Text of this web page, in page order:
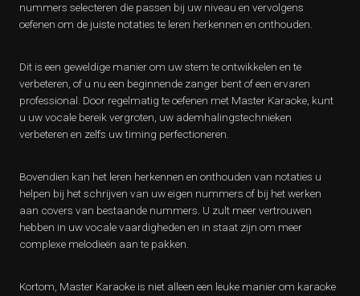
nummers selecteren die passen bij uw niveau en vervolgens
oefenen om de juiste notaties te leren herkennen en onthouden.
Dit is een geweldige manier om uw stem te ontwikkelen en te
verbeteren, of u nu een beginnende zanger bent of een ervaren
professional. Door regelmatig te oefenen met Master Karaoke, kunt
u uw vocale bereik vergroten, uw ademhalingstechnieken
verbeteren en zelfs uw timing perfectioneren.
Bovendien kan het leren herkennen en onthouden van notaties u
helpen bij het schrijven van uw eigen nummers of bij het werken
aan covers van bestaande nummers. U zult meer vertrouwen
hebben in uw vocale vaardigheden en in staat zijn om meer
complexe melodieën aan te pakken.
Kortom, Master Karaoke is niet alleen een leuke manier om karaoke